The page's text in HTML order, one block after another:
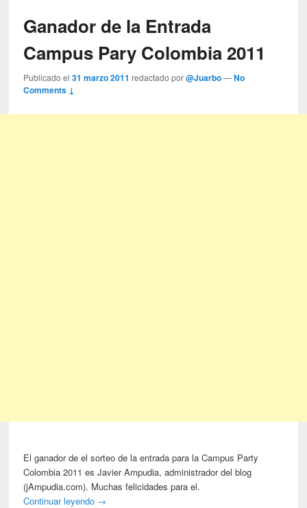
Ganador de la Entrada
Campus Pary Colombia 2011
Publicado el31 marzo 2011 redactado por@Juarbo —No
Comments ↓
El ganador de el sorteo de la entrada para la Campus Party
Colombia 2011 es Javier Ampudia, administrador del blog
(jAmpudia.com). Muchas felicidades para el.
Continuar leyendo →